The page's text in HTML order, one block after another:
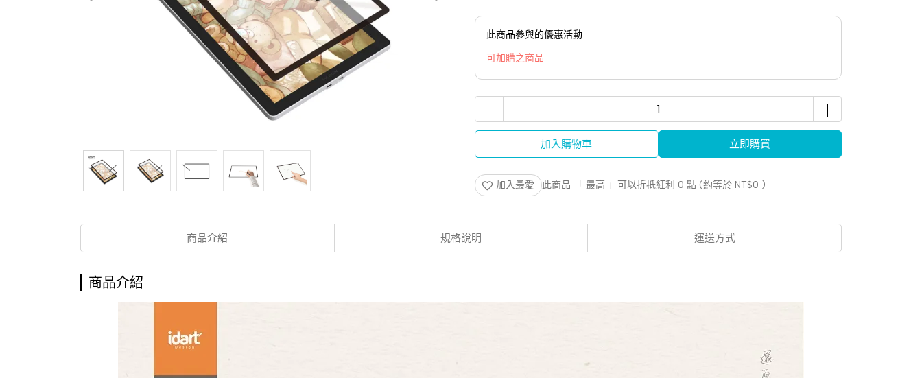
此商品參與的優惠活動
可加購之商品
加入購物車 立即購買
加入最愛 此商品 「 最高 」可以折抵紅利 0 點 (約等於 NT$0 )
商品介紹 規格說明 運送方式
商品介紹